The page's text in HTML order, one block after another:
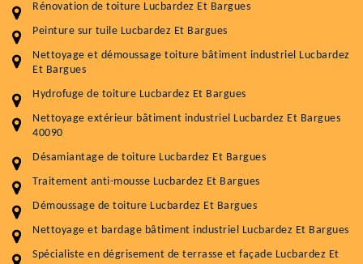
Rénovation de toiture Lucbardez Et Bargues
Peinture sur tuile Lucbardez Et Bargues
Nettoyage et démoussage toiture bâtiment industriel Lucbardez
Et Bargues
Hydrofuge de toiture Lucbardez Et Bargues
Nettoyage extérieur bâtiment industriel Lucbardez Et Bargues
40090
Désamiantage de toiture Lucbardez Et Bargues
Traitement anti-mousse Lucbardez Et Bargues
Démoussage de toiture Lucbardez Et Bargues
Nettoyage et bardage bâtiment industriel Lucbardez Et Bargues
Spécialiste en dégrisement de terrasse et façade Lucbardez Et
Entretenir votre toiture, c'est préserver sa
durabilité
Service
Démoussage toiture
Traitement hydrofuge toiture
Prix au m²